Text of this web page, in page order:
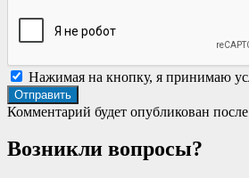
Нажимая на кнопку, я принимаю
Комментарий будет опубликован
Возникли вопросы?